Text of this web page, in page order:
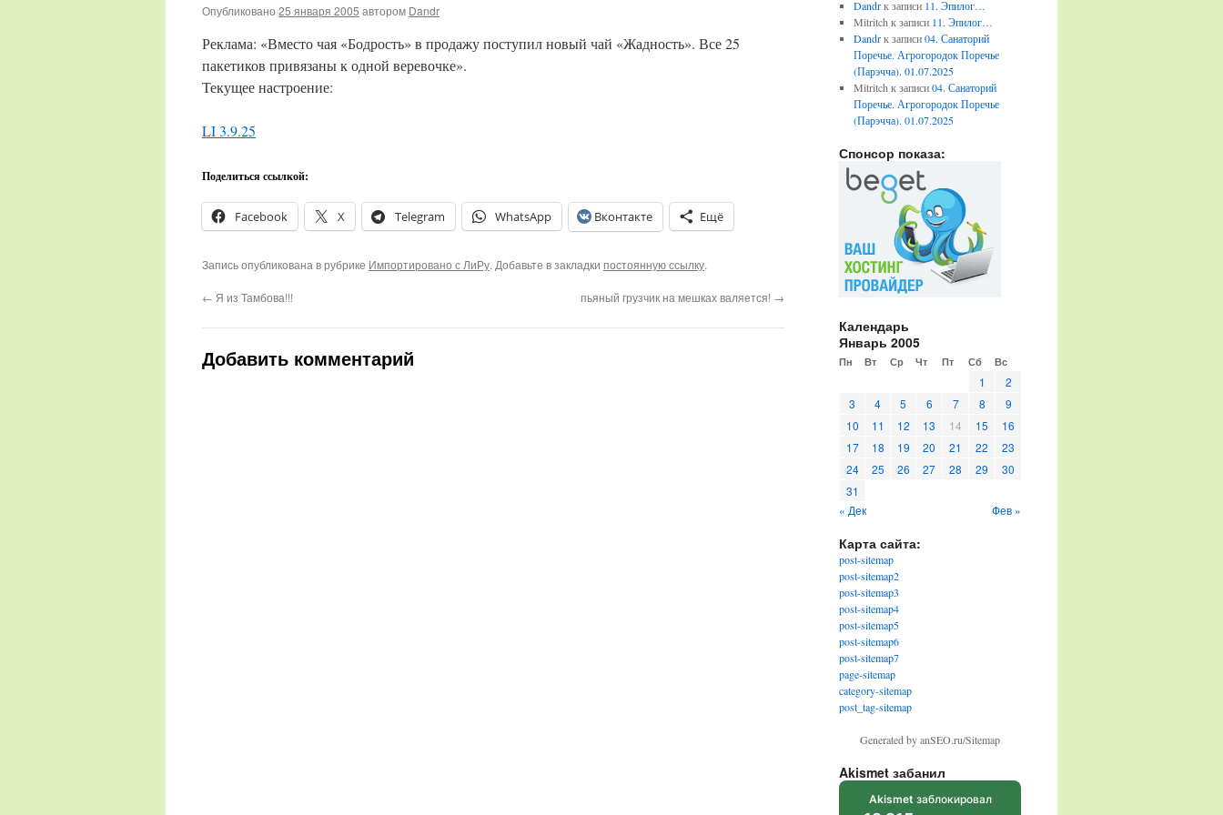
Опубликовано 25 января 2005 автором Dandr
Реклама: «Вместо чая «Бодрость» в продажу поступил новый чай «Жадность». Все 25
пакетиков привязаны к одной веревочке».
Текущее настроение:
LI 3.9.25
Поделиться ссылкой:
Facebook X Telegram WhatsApp Вконтакте Ещё
Запись опубликована в рубрике Импортировано с ЛиРу. Добавьте в закладки постоянную ссылку.
← Я из Тамбова!!! пьяный грузчик на мешках валяется! →
Добавить комментарий
Dandrк записи 11. Эпилог…
Mitritch к записи 11. Эпилог…
Dandrк записи04. Санаторий
Поречье. Агрогородок Поречье
(Парэчча). 01.07.2025
Mitritch к записи04. Санаторий
Поречье. Агрогородок Поречье
(Парэчча). 01.07.2025
Спонсор показа:
Календарь
Январь 2005
Пн Вт Ср Чт Пт Сб Вс
1
2
3
4 5 6 7 8
9
10
11 12 13 14 15
16
17
18 19 20 21 22
23
24
25 26 27 28 29
30
31
« Дек
Фев »
Карта сайта:
post-sitemap
post-sitemap2
post-sitemap3
post-sitemap4
post-sitemap5
post-sitemap6
post-sitemap7
page-sitemap
category-sitemap
post_tag-sitemap
Generated by anSEO.ru/Sitemap
Akismet забанил
Akismet заблокировал